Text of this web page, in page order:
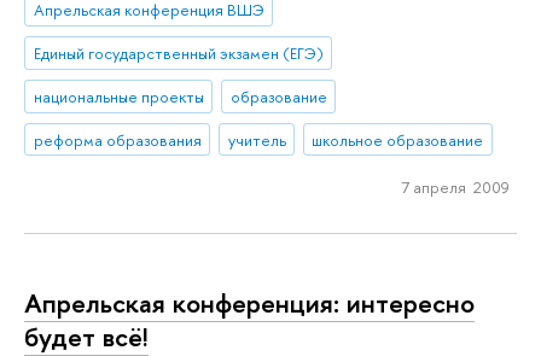
Апрельская конференция ВШЭ
Единый государственный экзамен (ЕГЭ)
национальные проекты
образование
реформа образования
учитель школьное образование
7 апреля 2009
Апрельская конференция: интересно
будет всё!